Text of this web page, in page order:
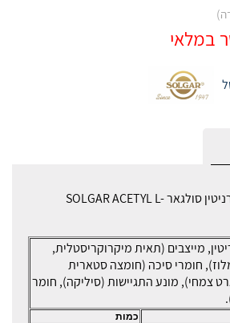
במלאי
טבליות אצטיל – ל- קרניטין סולגאר SOLGAR ACETYL L-
מייצבים (תאית מיקרוקריסטלית,
חומרי סיכה (חומצה סטארית
צמחי), מונע התגיישות (סיליקה), חומר
כמות